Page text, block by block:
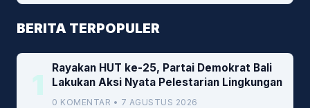
BERITA TERPOPULER
1
Rayakan HUT ke-25, Partai Demokrat Bali
Lakukan Aksi Nyata Pelestarian Lingkungan
0 KOMENTAR • 7 AGUSTUS 2026